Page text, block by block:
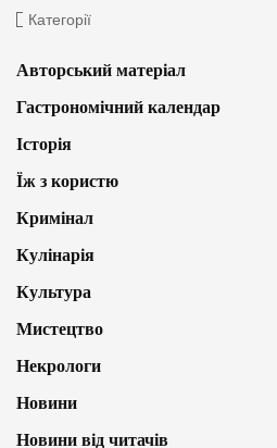
Категорії
Авторський матеріал
Гастрономічний календар
Історія
Їж з користю
Кримінал
Кулінарія
Культура
Мистецтво
Некрологи
Новини
Новини від читачів